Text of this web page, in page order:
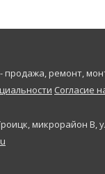
ремонт,
Согласие
микрорайон